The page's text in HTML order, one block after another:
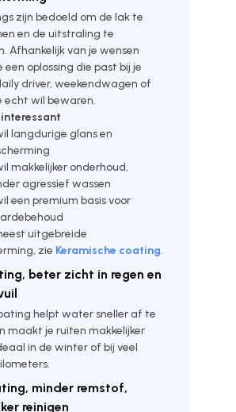
zijn bedoeld om de lak te
en de uitstraling te
Afhankelijk van je wensen
een oplossing die past bij je
driver, weekendwagen of
echt wil bewaren.
langdurige glans en
makkelijker onderhoud,
agressief wassen
een premium basis voor
uitgebreide
zie Keramische coating.
beter zicht in regen en
helpt water sneller af te
maakt je ruiten makkelijker
in de winter of bij veel
minder remstof,
reinigen